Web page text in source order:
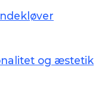
og æstetik